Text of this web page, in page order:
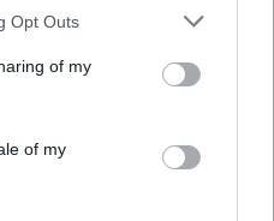
Opt Outs
of my
of my